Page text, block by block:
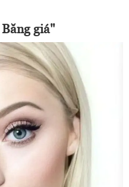
giá"